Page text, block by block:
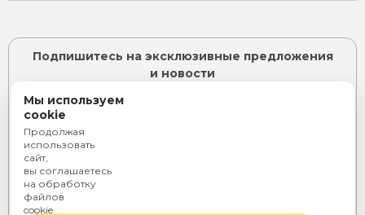
Подпишитесь на эксклюзивные предложения
и новости
Я согласен с
согласие наобработку персональных данных
Мы используем
cookie
Продолжая
использовать
сайт,
вы соглашаетесь
на обработку
файлов
cookie